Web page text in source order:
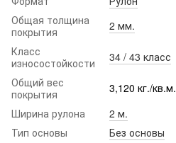
Общая толщина
покрытия
2 мм.
Класс
износостойкости
34 / 43 класс
Общий вес
покрытия
3,120 кг./кв.м.
Ширина рулона
2 м.
Тип основы
Без основы